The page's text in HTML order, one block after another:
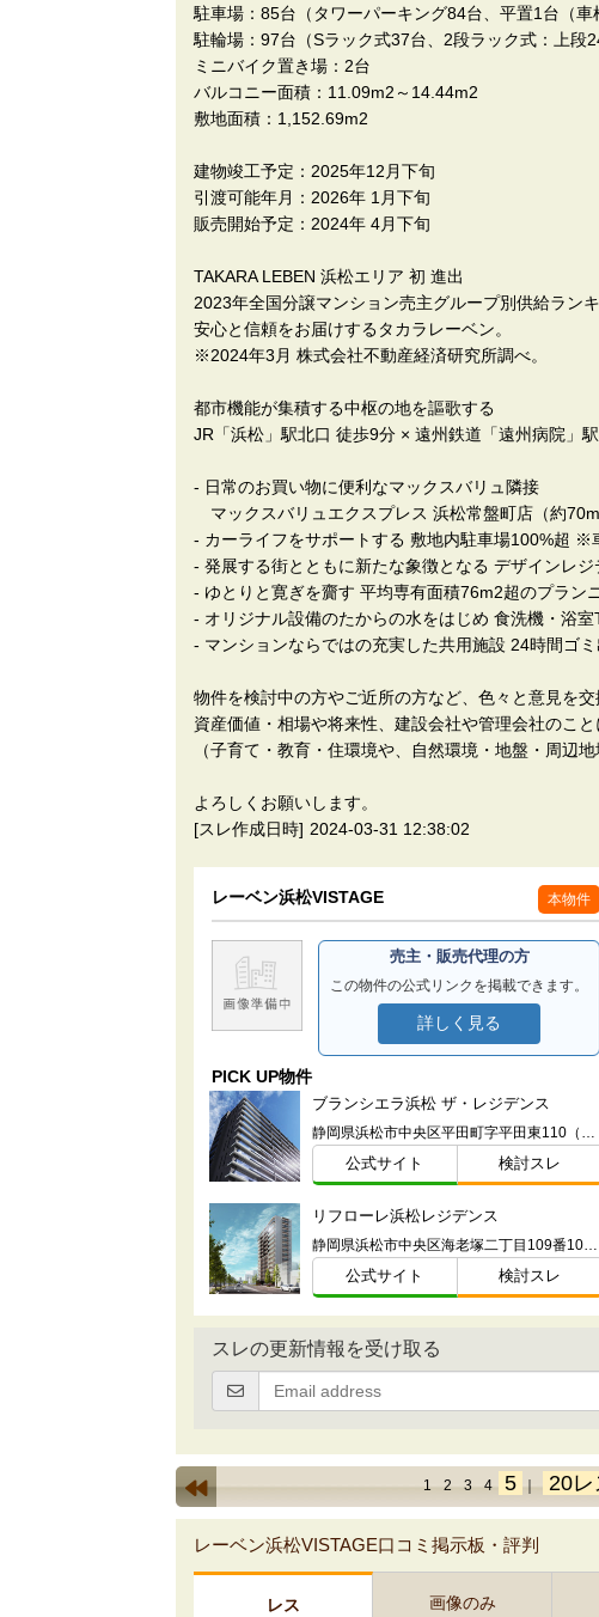
駐車場：85台（タワーパーキング84台、平置1台（車
駐輪場：97台（Sラック式37台、2段ラック式：上段
ミニバイク置き場：2台
バルコニー面積：11.09m2～14.44m2
敷地面積：1,152.69m2
建物竣工予定：2025年12月下旬
引渡可能年月：2026年 1月下旬
販売開始予定：2024年 4月下旬
TAKARA LEBEN 浜松エリア 初 進出
2023年全国分譲マンション売主グループ別供給ランキ
安心と信頼をお届けするタカラレーベン。
※2024年3月 株式会社不動産経済研究所調べ。
都市機能が集積する中枢の地を謳歌する
JR「浜松」駅北口 徒歩9分 × 遠州鉄道「遠州病院」
- 日常のお買い物に便利なマックスバリュ隣接
マックスバリュエクスプレス 浜松常盤町店（約70m
- カーライフをサポートする 敷地内駐車場100%超 ※
- 発展する街とともに新たな象徴となる デザインレジ
- ゆとりと寛ぎを齎す 平均専有面積76m2超のプラン
- オリジナル設備のたからの水をはじめ 食洗機・浴室
- マンションならではの充実した共用施設 24時間ゴ
物件を検討中の方やご近所の方など、色々と意見を交
資産価値・相場や将来性、建設会社や管理会社のこと
（子育て・教育・住環境や、自然環境・地盤・周辺
よろしくお願いします。
[スレ作成日時] 2024-03-31 12:38:02
レーベン浜松VISTAGE 本物件
売主・販売代理の方
この物件の公式リンクを掲載できます。
詳しく見る
PICK UP物件
ブランシエラ浜松 ザ・レジデンス
静岡県浜松市中央区平田町字平田東110（地番）
公式サイト 検討スレ
リフローレ浜松レジデンス
静岡県浜松市中央区海老塚二丁目109番10ほか
公式サイト 検討スレ
スレの更新情報を受け取る
1 2 3 4 5 ｜ 20レ
レーベン浜松VISTAGE口コミ掲示板・評判
レス 画像のみ